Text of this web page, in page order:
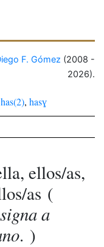
F. Gómez (2008 -
2026).
has(2), hasɣ
ellos/as,
as (
a
. )